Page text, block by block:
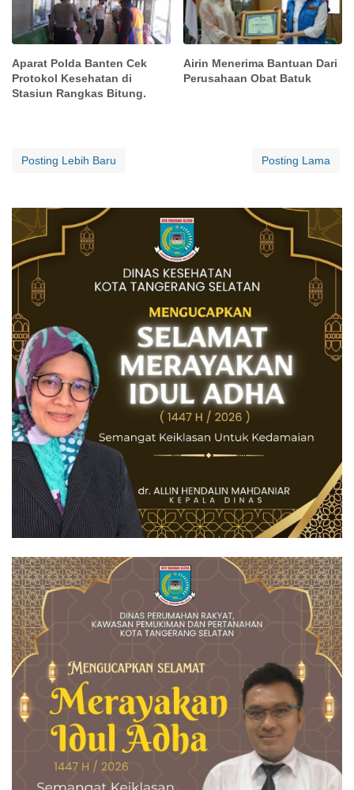
Aparat Polda Banten Cek
Protokol Kesehatan di
Stasiun Rangkas Bitung.
Airin Menerima Bantuan Dari
Perusahaan Obat Batuk
Posting Lebih Baru Posting Lama